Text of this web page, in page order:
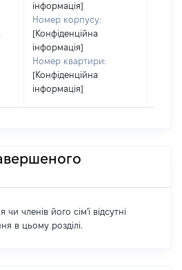
інформація]
Номер корпусу:
[Конфіденційна
інформація]
Номер квартири:
[Конфіденційна
інформація]
членів його сім'ї відсутні
в цьому розділі.